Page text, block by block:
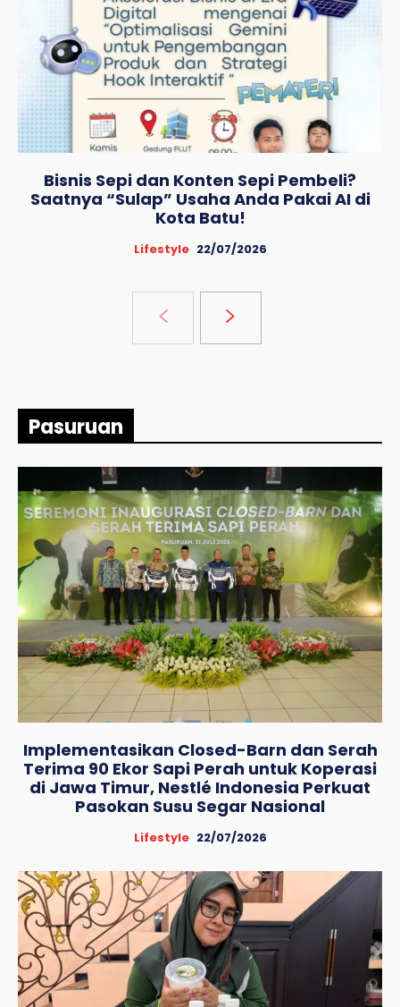
Bisnis Sepi dan Konten Sepi Pembeli?
Saatnya “Sulap” Usaha Anda Pakai AI di
Kota Batu!
Lifestyle 22/07/2026
Pasuruan
Implementasikan Closed-Barn dan Serah
Terima 90 Ekor Sapi Perah untuk Koperasi
di Jawa Timur, Nestlé Indonesia Perkuat
Pasokan Susu Segar Nasional
Lifestyle 22/07/2026